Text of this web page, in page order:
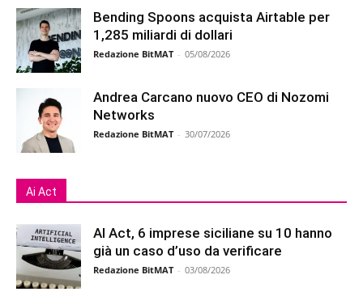
Bending Spoons acquista Airtable per
1,285 miliardi di dollari
Redazione BitMAT - 05/08/2026
Andrea Carcano nuovo CEO di Nozomi
Networks
Redazione BitMAT - 30/07/2026
Ai Act
AI Act, 6 imprese siciliane su 10 hanno
già un caso d’uso da verificare
Redazione BitMAT - 03/08/2026